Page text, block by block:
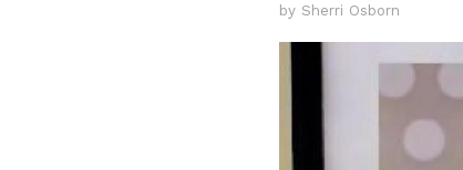
by Sherri Osborn